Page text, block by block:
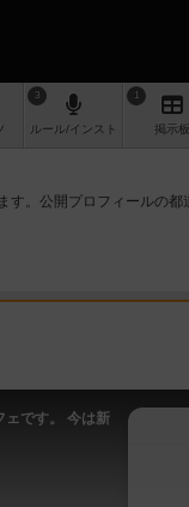
3
ルール/インスト
1
掲示板
。公開プロフィールの
ェです。 今は新